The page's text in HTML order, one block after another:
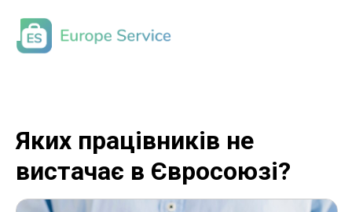
Яких працівників не
вистачає в Євросоюзі?